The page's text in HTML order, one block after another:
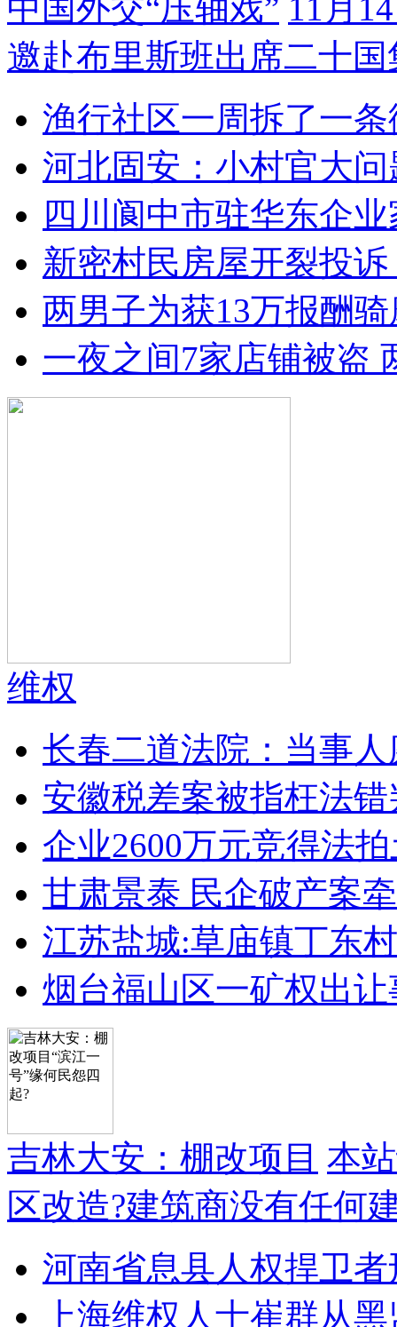
中国外交“压轴戏” 11月
邀赴布里斯班出席二十
渔行社区一周拆了一
河北固安：小村官大问
四川阆中市驻华东企
新密村民房屋开裂投
两男子为获13万报酬
一夜之间7家店铺被盗
维权
长春二道法院：当事
安徽税差案被指枉法
企业2600万元竞得法
甘肃景泰 民企破产案
江苏盐城:草庙镇丁东
烟台福山区一矿权出
吉林大安：棚改项目 本
区改造?建筑商没有任何
河南省息县人权捍卫
上海维权人士崔群从